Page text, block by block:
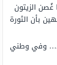
غُصن الزيتون
بأن الثورة
وفي وطني